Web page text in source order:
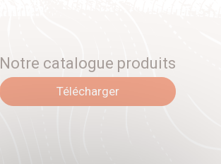
Notre catalogue produits
Télécharger